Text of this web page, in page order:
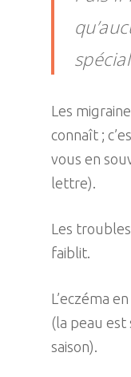
Les
connaît ;
vous en
lettre).
Les
faiblit.
L’eczéma
(la peau est
saison).